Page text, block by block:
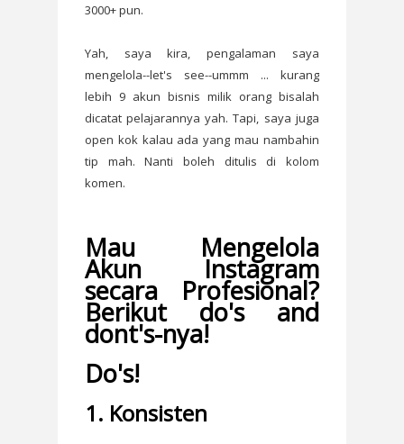
3000+ pun.
Yah, saya kira, pengalaman saya
mengelola--let's see--ummm ... kurang
lebih 9 akun bisnis milik orang bisalah
dicatat pelajarannya yah. Tapi, saya juga
open kok kalau ada yang mau nambahin
tip mah. Nanti boleh ditulis di kolom
komen.
Mau Mengelola
Akun Instagram
secara Profesional?
Berikut do's and
dont's-nya!
Do's!
1. Konsisten